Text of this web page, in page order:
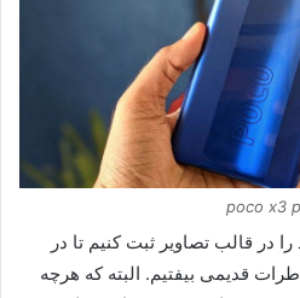
poco x3
در قالب تصاویر ثبت کنیم تا در
قدیمی بیفتیم. البته که هرچه